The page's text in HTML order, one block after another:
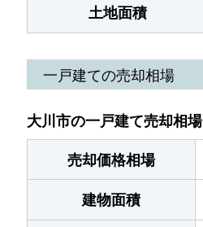
土地面積
一戸建ての売却相場
大川市の一戸建て売却相場
売却価格相場
建物面積